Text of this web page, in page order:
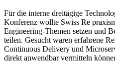
Für die interne dreitägige
Konferenz wollte Swiss Re
Engineering-Themen setzen und
teilen. Gesucht waren erfahrene
Continuous Delivery und
direkt anwendbar vermitteln